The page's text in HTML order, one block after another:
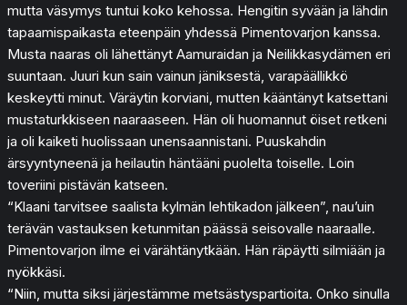
mutta väsymys tuntui koko kehossa. Hengitin syvään ja lähdin
tapaamispaikasta eteenpäin yhdessä Pimentovarjon kanssa.
Musta naaras oli lähettänyt Aamuraidan ja Neilikkasydämen eri
suuntaan. Juuri kun sain vainun jäniksestä, varapäällikkö
keskeytti minut. Väräytin korviani, mutten kääntänyt katsettani
mustaturkkiseen naaraaseen. Hän oli huomannut öiset retkeni
ja oli kaiketi huolissaan unensaannistani. Puuskahdin
ärsyyntyneenä ja heilautin häntääni puolelta toiselle. Loin
toveriini pistävän katseen.
“Klaani tarvitsee saalista kylmän lehtikadon jälkeen”, nau’uin
terävän vastauksen ketunmitan päässä seisovalle naaraalle.
Pimentovarjon ilme ei värähtänytkään. Hän räpäytti silmiään ja
nyökkäsi.
“Niin, mutta siksi järjestämme metsästyspartioita. Onko sinulla